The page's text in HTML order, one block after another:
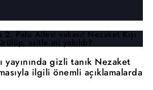
yayınında gizli tanık Nezaket
ilgili önemli açıklamalarda